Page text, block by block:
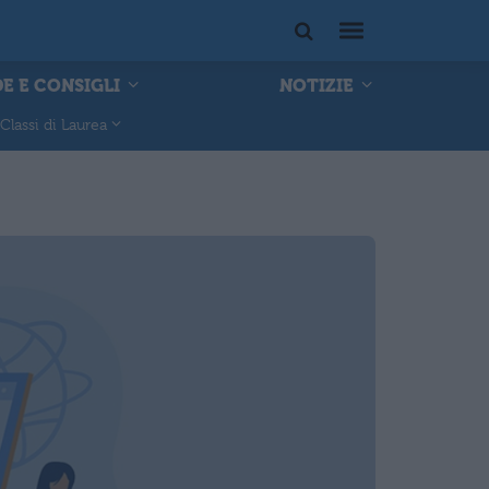
E CONSIGLI NOTIZIE
Classi di Laurea